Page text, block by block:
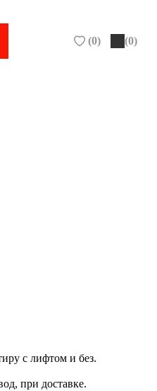
(0) (0)
с лифтом и без.
при доставке.